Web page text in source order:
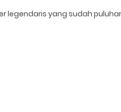
legendaris yang sudah